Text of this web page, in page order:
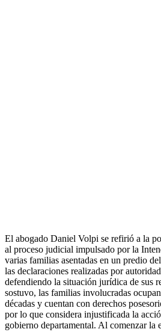
El abogado Daniel Volpi se refirió a la
al proceso judicial impulsado por la
varias familias asentadas en un predio
las declaraciones realizadas por
defendiendo la situación jurídica de sus
sostuvo, las familias involucradas
décadas y cuentan con derechos
por lo que considera injustificada la
gobierno departamental. Al comenzar la